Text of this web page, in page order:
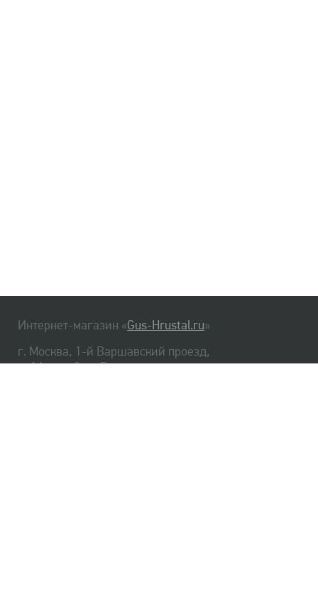
Интернет-магазин «Gus-Hrustal.ru»
г. Москва, 1-й Варшавский проезд,
д. 1А, стр. 3, м. Варшавская